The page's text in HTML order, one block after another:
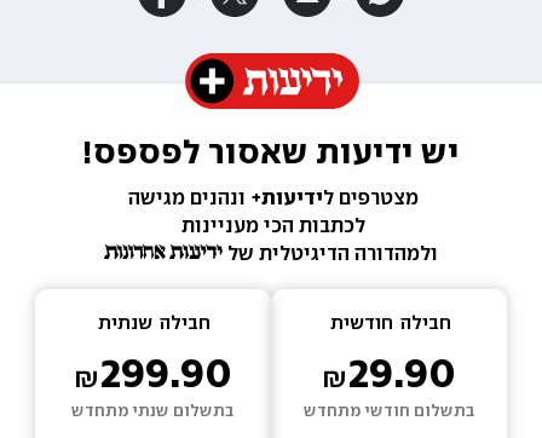
יש ידיעות שאסור לפספס!
מצטרפים לידיעות+ ונהנים מגישה
לכתבות הכי מעניינות
ולמהדורה הדיגיטלית של
חבילה חודשית
29.90
בתשלום חודשי מתחדש
חבילה שנתית
299.90
בתשלום שנתי מתחדש